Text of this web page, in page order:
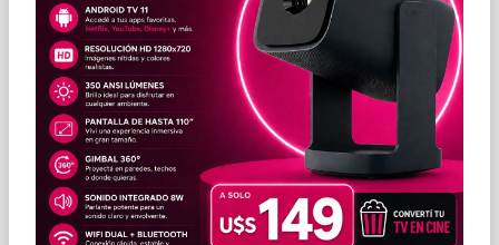
Inicio AUDIO PARLANTES